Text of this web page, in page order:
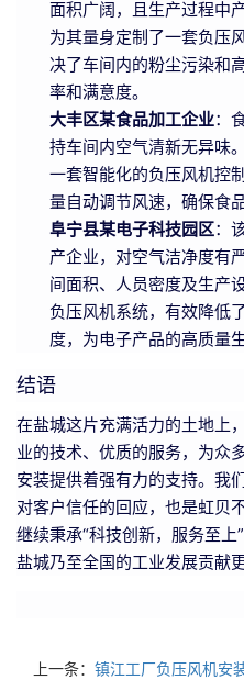
面积广阔，且生产过程中
为其量身定制了一套负压
决了车间内的粉尘污染和
率和满意度。
大丰区某食品加工企业：
持车间内空气清新无异味
一套智能化的负压风机控
量自动调节风速，确保食
阜宁县某电子科技园区：
产企业，对空气洁净度有
间面积、人员密度及生产
负压风机系统，有效降低
度，为电子产品的高质量
结语
在盐城这片充满活力的土地上
业的技术、优质的服务，为众
安装提供着强有力的支持。我
对客户信任的回应，也是虹贝
继续秉承“科技创新，服务至
盐城乃至全国的工业发展贡献
上一条： 镇江工厂负压风机安